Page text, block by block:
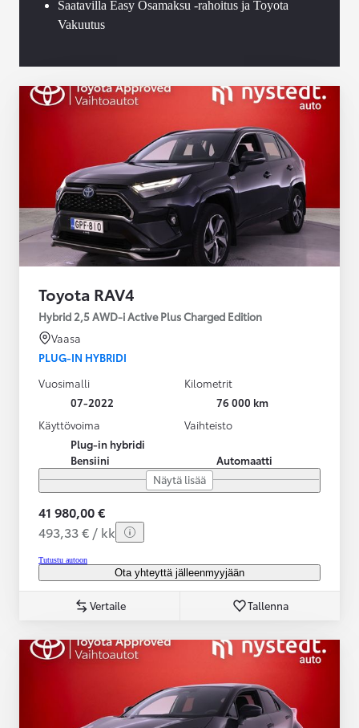
Saatavilla Easy Osamaksu -rahoitus ja Toyota
Vakuutus
Toyota RAV4
Hybrid 2,5 AWD-i Active Plus Charged Edition
Vaasa
PLUG-IN HYBRIDI
Vuosimalli
07-2022
Kilometrit
76 000 km
Käyttövoima
Plug-in hybridi
Bensiini
Vaihteisto
Automaatti
Näytä lisää
41 980,00 €
493,33 € / kk
Tutustu autoon
Ota yhteyttä jälleenmyyjään
Vertaile Tallenna